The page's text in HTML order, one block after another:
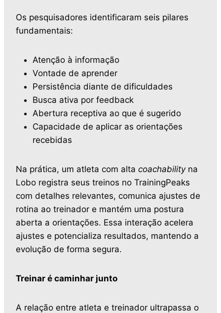
Os pesquisadores identificaram seis pilares
fundamentais:
Atenção à informação
Vontade de aprender
Persistência diante de dificuldades
Busca ativa por feedback
Abertura receptiva ao que é sugerido
Capacidade de aplicar as orientações
recebidas
Na prática, um atleta com alta coachabilityna
Lobo registra seus treinos no TrainingPeaks
com detalhes relevantes, comunica ajustes de
rotina ao treinador e mantém uma postura
aberta a orientações. Essa interação acelera
ajustes e potencializa resultados, mantendo a
evolução de forma segura.
Treinar é caminhar junto
A relação entre atleta e treinador ultrapassa o